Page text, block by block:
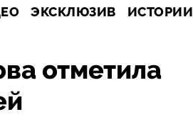
ЭКСКЛЮЗИВ ИСТОРИИ
отметила